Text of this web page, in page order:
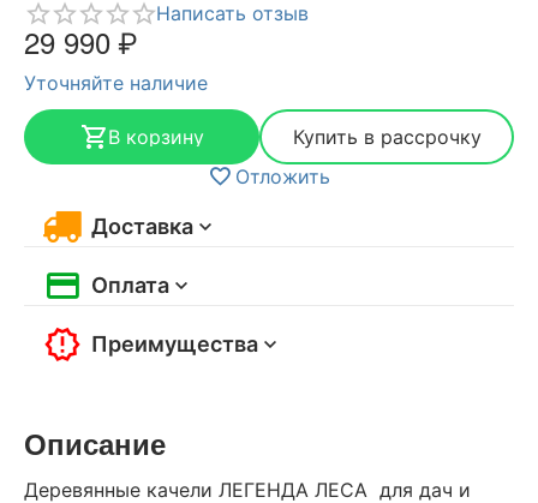
Написать отзыв
29 990₽
Уточняйте наличие
В корзину
Купить в рассрочку
Отложить
Доставка
Оплата
Преимущества
Описание
Деревянные качели ЛЕГЕНДА ЛЕСА для дач и